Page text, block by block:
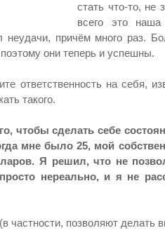
стать что-то, не
всего это
причём много раз.
они теперь и успешны.
ответственность на себя,
такого.
чтобы сделать себе
мне было 25, мой
Я решил, что не
нереально, и я не
частности, позволяют делать